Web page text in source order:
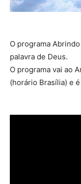
O programa
palavra de Deus.
O programa vai ao
(horário Brasília) e